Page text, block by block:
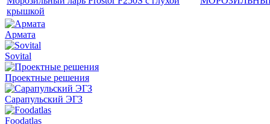
крышкой
Армата
Sovital
Проектные решения
Сарапульский ЭГЗ
Foodatlas